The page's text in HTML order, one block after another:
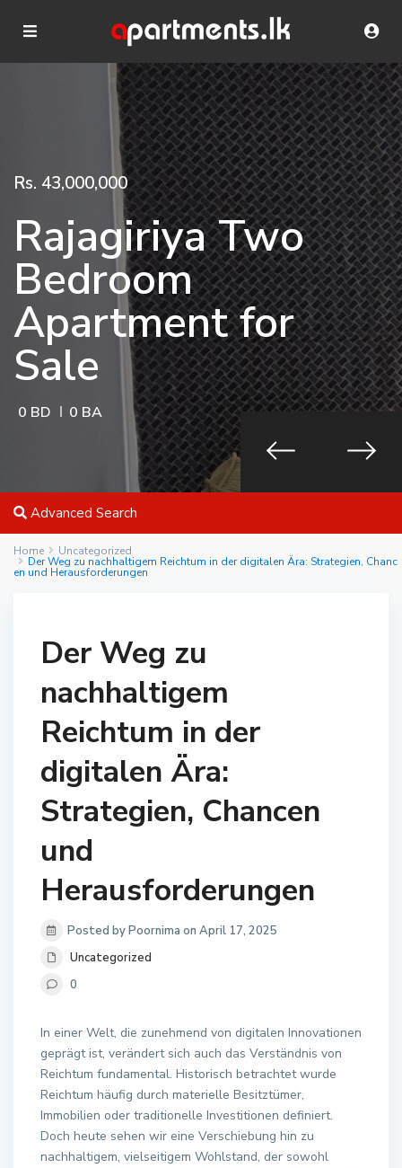
Rs. 43,000,000
Rajagiriya Two
Bedroom
Apartment for
Sale
0 BD 0 BA
Advanced Search
Home Uncategorized
Der Weg zu nachhaltigem Reichtum in der digitalen Ära: Strategien, Chanc
en und Herausforderungen
Der Weg zu
nachhaltigem
Reichtum in der
digitalen Ära:
Strategien, Chancen
und
Herausforderungen
Posted by Poornima on April 17, 2025
Uncategorized
0
In einer Welt, die zunehmend von digitalen Innovationen
geprägt ist, verändert sich auch das Verständnis von
Reichtum fundamental. Historisch betrachtet wurde
Reichtum häufig durch materielle Besitztümer,
Immobilien oder traditionelle Investitionen definiert.
Doch heute sehen wir eine Verschiebung hin zu
nachhaltigem, vielseitigem Wohlstand, der sowohl